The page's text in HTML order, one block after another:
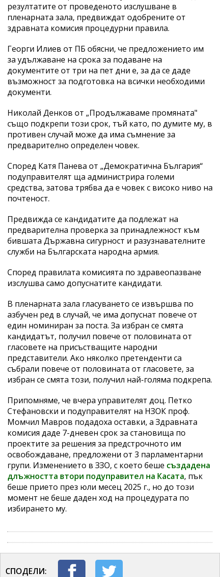
резултатите от проведеното изслушване в
пленарната зала, предвиждат одобрените от
здравната комисия процедурни правила.
Георги Илиев от ПБ обясни, че предложението им
за удължаване на срока за подаване на
документите от три на пет дни е, за да се даде
възможност за подготовка на всички необходими
документи.
Николай Денков от „Продължаваме промяната"
също подкрепи този срок, тъй като, по думите му, в
противен случай може да има съмнение за
предварително определен човек.
Според Катя Панева от „Демократична България“
подуправителят ща администрира големи
средства, затова трябва да е човек с високо ниво на
почтеност.
Предвижда се кандидатите да подлежат на
предварителна проверка за принадлежност към
бившата Държавна сигурност и разузнавателните
служби на Българската народна армия.
Според правилата комисията по здравеопазване
изслушва само допуснатите кандидати.
В пленарната зала гласуването се извършва по
азбучен ред в случай, че има допуснат повече от
един номиниран за поста. За избран се смята
кандидатът, получил повече от половината от
гласовете на присъстващите народни
представители. Ако няколко претенденти са
събрали повече от половината от гласовете, за
избран се смята този, получил най-голяма подкрепа.
Припомняме, че вчера управителят доц. Петко
Стефановски и подуправителят на НЗОК проф.
Момчил Мавров подадоха оставки, а Здравната
комисия даде 7-дневен срок за становища по
проектите за решения за предстрочното им
освобождаване, предложени от 3 парламентарни
групи. Изменението в ЗЗО, с което беше създадена
длъжността втори подуправител на Касата, пък
беше прието през юли месец 2025 г., но до този
момент не беше даден ход на процедурата по
избирането му.
СПОДЕЛИ: